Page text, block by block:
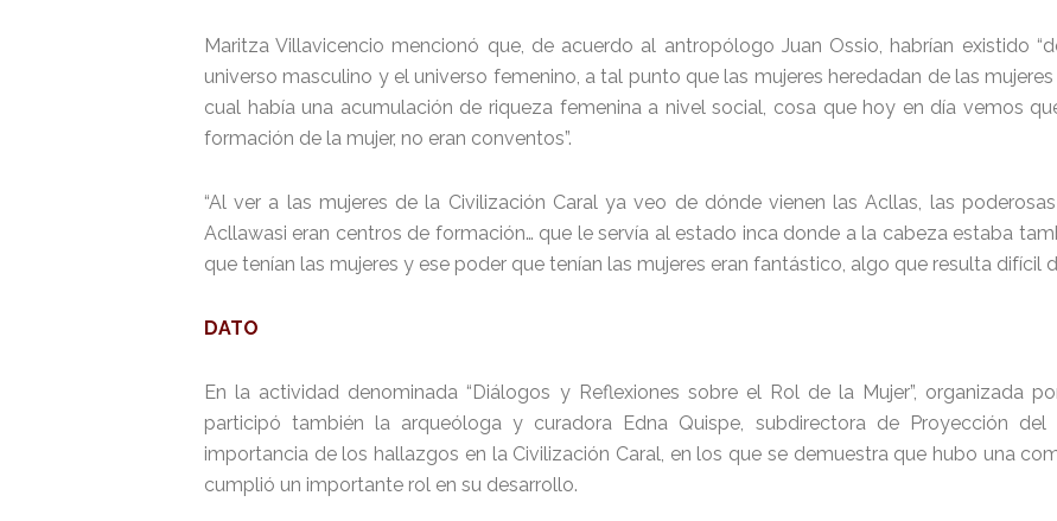
Maritza Villavicencio mencionó que, de acuerdo al antropólogo Juan Ossio, habrían existido
universo masculino y el universo femenino, a tal punto que las mujeres heredadan de las
cual había una acumulación de riqueza femenina a nivel social, cosa que hoy en día vemos
formación de la mujer, no eran conventos”.
“Al ver a las mujeres de la Civilización Caral ya veo de dónde vienen las Acllas, las
Acllawasi eran centros de formación… que le servía al estado inca donde a la cabeza estaba
que tenían las mujeres y ese poder que tenían las mujeres eran fantástico, algo que resulta difícil
DATO
En la actividad denominada “Diálogos y Reflexiones sobre el Rol de la Mujer”, organizada
participó también la arqueóloga y curadora Edna Quispe, subdirectora de Proyección
importancia de los hallazgos en la Civilización Caral, en los que se demuestra que hubo una
cumplió un importante rol en su desarrollo.